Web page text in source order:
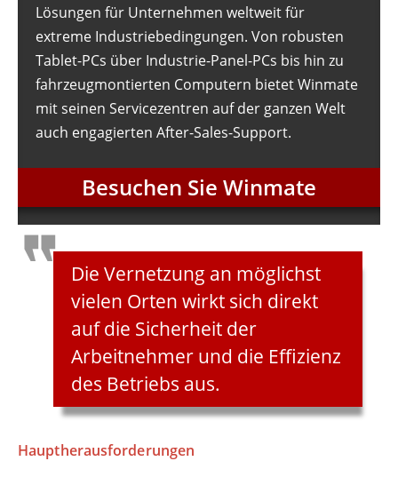
Lösungen für Unternehmen weltweit für
extreme Industriebedingungen. Von robusten
Tablet-PCs über Industrie-Panel-PCs bis hin zu
fahrzeugmontierten Computern bietet Winmate
mit seinen Servicezentren auf der ganzen Welt
auch engagierten After-Sales-Support.
Besuchen Sie Winmate
Die Vernetzung an möglichst
vielen Orten wirkt sich direkt
auf die Sicherheit der
Arbeitnehmer und die Effizienz
des Betriebs aus.
Hauptherausforderungen